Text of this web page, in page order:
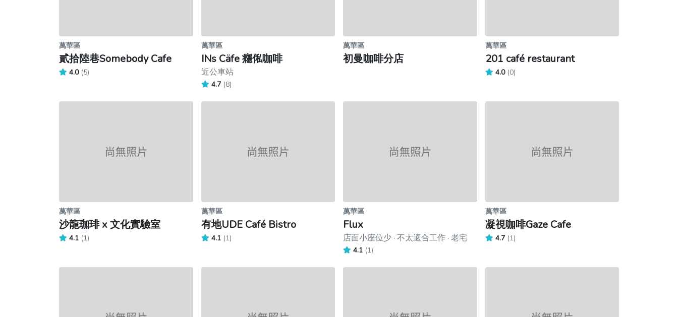
萬華區
貳拾陸巷Somebody Cafe
4.0 (5)
萬華區
INs Cäfe 癮俬咖啡
近公車站
4.7 (8)
萬華區
初曼咖啡分店
萬華區
201 café restaurant
4.0 (0)
萬華區
沙龍珈琲 x 文化實驗室
4.1 (1)
萬華區
有地UDE Café Bistro
4.1 (1)
萬華區
Flux
店面小座位少 · 不太適合工作 · 老宅
4.1 (1)
萬華區
凝視咖啡Gaze Cafe
4.7 (1)